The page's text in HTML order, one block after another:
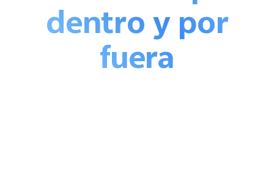
dentro y por
fuera